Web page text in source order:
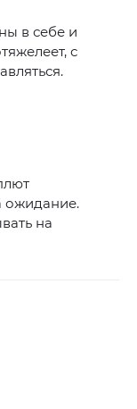
в себе и
с
ожидание.
на